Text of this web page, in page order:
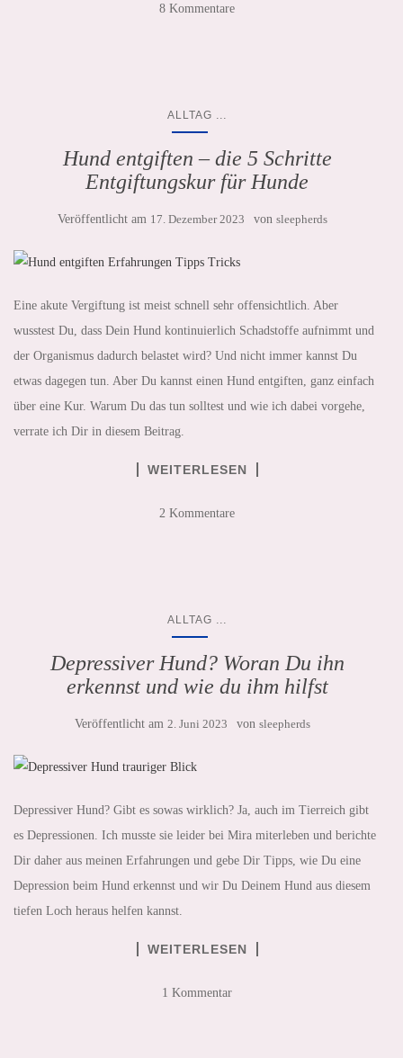
8 Kommentare
ALLTAG
Hund entgiften – die 5 Schritte
Entgiftungskur für Hunde
Veröffentlicht am 17. Dezember 2023 von sleepherds
Eine akute Vergiftung ist meist schnell sehr offensichtlich. Aber
wusstest Du, dass Dein Hund kontinuierlich Schadstoffe aufnimmt und
der Organismus dadurch belastet wird? Und nicht immer kannst Du
etwas dagegen tun. Aber Du kannst einen Hund entgiften, ganz einfach
über eine Kur. Warum Du das tun solltest und wie ich dabei vorgehe,
verrate ich Dir in diesem Beitrag.
WEITERLESEN
2 Kommentare
ALLTAG
Depressiver Hund? Woran Du ihn
erkennst und wie du ihm hilfst
Veröffentlicht am 2. Juni 2023 von sleepherds
Depressiver Hund? Gibt es sowas wirklich? Ja, auch im Tierreich gibt
es Depressionen. Ich musste sie leider bei Mira miterleben und berichte
Dir daher aus meinen Erfahrungen und gebe Dir Tipps, wie Du eine
Depression beim Hund erkennst und wir Du Deinem Hund aus diesem
tiefen Loch heraus helfen kannst.
WEITERLESEN
1 Kommentar